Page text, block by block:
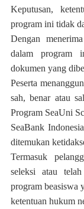
Keputusan,
program ini tidak
Dengan
dalam program
dokumen yang
Peserta
sah, benar atau
Program SeaUni
SeaBank
ditemukan
Termasuk
seleksi atau
program beasiswa
ketentuan hukum